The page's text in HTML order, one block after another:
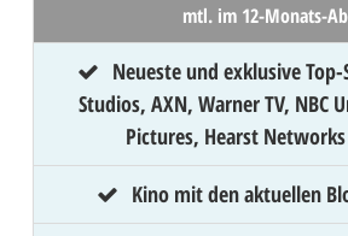
mtl. im 12-Monats-
Neueste und exklusive Top-
Studios, AXN, Warner TV, NBC
Pictures, Hearst
Kino mit den aktuellen